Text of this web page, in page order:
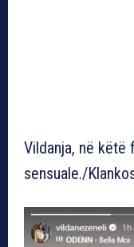
Vildanja, në
sensuale./